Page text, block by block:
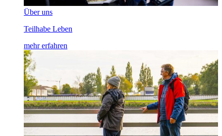
Über uns
Teilhabe Leben
mehr erfahren